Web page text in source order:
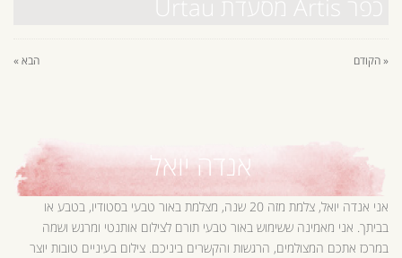
כפר Artis מסעדת Urtau
« הקודם הבא »
אנדה יואל
אני אנדה יואל, צלמת מזה 20 שנה, מצלמת באור טבעי בסטודיו, בטבע או
בביתך. אני מאמינה ששימוש באור טבעי תורם לצילום אותנטי ומרגש ושמה
במרכז אתכם המצולמים, הרגשות והקשרים ביניכם. צילום בעיניים טובות יוצר